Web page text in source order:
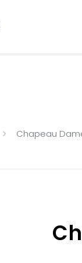
Chapeau